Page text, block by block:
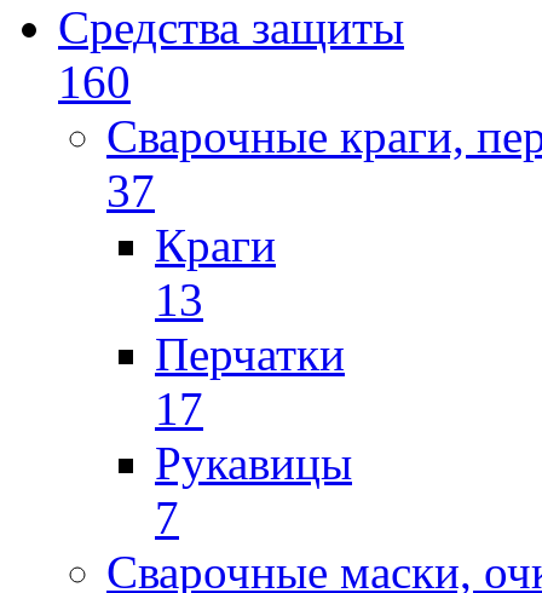
Средства защиты
160
Сварочные краги,
37
Краги
13
Перчатки
17
Рукавицы
7
Сварочные маски,